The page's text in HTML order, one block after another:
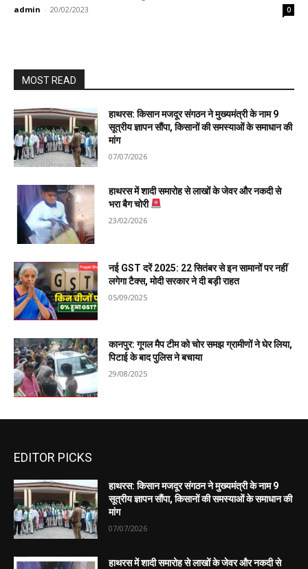
admin - 20/02/2023 0
MOST READ
हाथरस: किसान मजदूर संगठन ने मुख्यमंत्री के नाम 9
सूत्रीय ज्ञापन सौंपा, किसानों की समस्याओं के समाधान की
मांग
07/07/2026
हाथरस में शादी समारोह से लाखों के जेवर और नकदी से
भरा बैग चोरी
23/02/2026
नई GST दरें 2025: 22 सितंबर से इन सामानों पर नहीं
लगेगा टैक्स, मोदी सरकार ने दी बड़ी राहत
05/09/2025
कानपुर: गूगल मैप टीम को चोर समझ ग्रामीणों ने घेर लिया,
पिटाई के बाद पुलिस ने बचाया
29/08/2025
EDITOR PICKS
हाथरस: किसान मजदूर संगठन ने मुख्यमंत्री के नाम 9
सूत्रीय ज्ञापन सौंपा, किसानों की समस्याओं के समाधान की
मांग
07/07/2026
हाथरस में शादी समारोह से लाखों के जेवर और नकदी से